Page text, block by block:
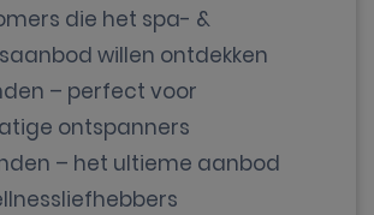
die het spa- &
willen ontdekken
– perfect voor
ontspanners
– het ultieme aanbod